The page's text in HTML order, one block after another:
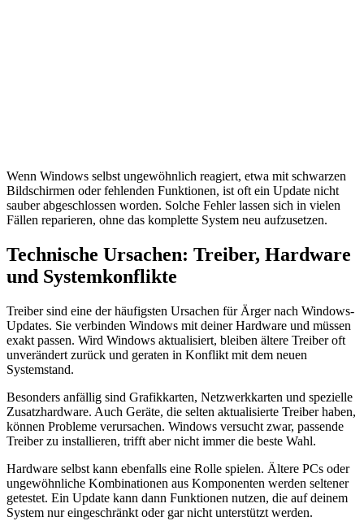
Wenn Windows selbst ungewöhnlich reagiert, etwa mit schwarzen
Bildschirmen oder fehlenden Funktionen, ist oft ein Update nicht
sauber abgeschlossen worden. Solche Fehler lassen sich in vielen
Fällen reparieren, ohne das komplette System neu aufzusetzen.
Technische Ursachen: Treiber, Hardware
und Systemkonflikte
Treiber sind eine der häufigsten Ursachen für Ärger nach Windows-
Updates. Sie verbinden Windows mit deiner Hardware und müssen
exakt passen. Wird Windows aktualisiert, bleiben ältere Treiber oft
unverändert zurück und geraten in Konflikt mit dem neuen
Systemstand.
Besonders anfällig sind Grafikkarten, Netzwerkkarten und spezielle
Zusatzhardware. Auch Geräte, die selten aktualisierte Treiber haben,
können Probleme verursachen. Windows versucht zwar, passende
Treiber zu installieren, trifft aber nicht immer die beste Wahl.
Hardware selbst kann ebenfalls eine Rolle spielen. Ältere PCs oder
ungewöhnliche Kombinationen aus Komponenten werden seltener
getestet. Ein Update kann dann Funktionen nutzen, die auf deinem
System nur eingeschränkt oder gar nicht unterstützt werden.